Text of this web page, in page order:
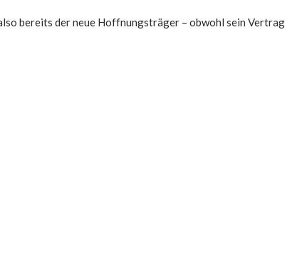
bereits der neue Hoffnungsträger – obwohl sein Vertrag